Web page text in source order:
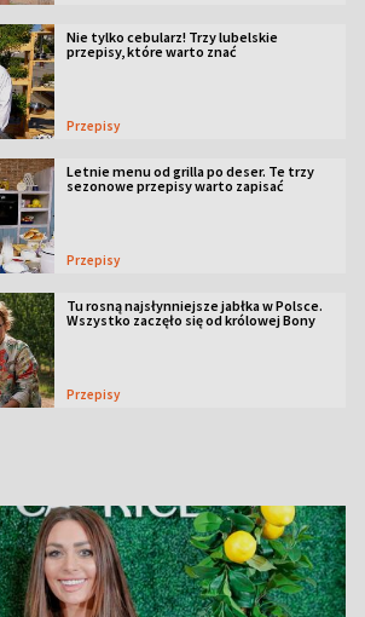
Nie tylko cebularz! Trzy lubelskie
przepisy, które warto znać
Przepisy
Letnie menu od grilla po deser. Te trzy
sezonowe przepisy warto zapisać
Przepisy
Tu rosną najsłynniejsze jabłka w Polsce.
Wszystko zaczęło się od królowej Bony
Przepisy